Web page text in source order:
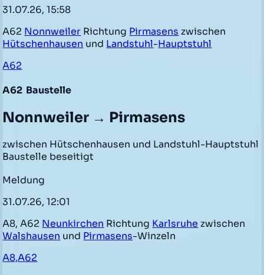
31.07.26, 15:58
A62 Nonnweiler Richtung Pirmasens zwischen
Hütschenhausen und Landstuhl-Hauptstuhl
A62
A62 Baustelle
Nonnweiler → Pirmasens
zwischen Hütschenhausen und Landstuhl-Hauptstuhl
Baustelle beseitigt
Meldung
31.07.26, 12:01
A8, A62 Neunkirchen Richtung Karlsruhe zwischen
Walshausen und Pirmasens-Winzeln
A8,A62